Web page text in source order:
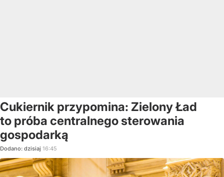
Cukiernik przypomina: Zielony Ład
to próba centralnego sterowania
gospodarką
Dodano: dzisiaj 16:45